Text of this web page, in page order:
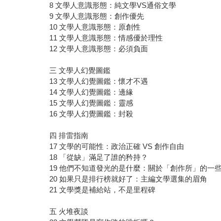
8 文學人意識形態：純文學VS通俗文學
9 文學人意識形態：創作優先
10 文學人意識形態：原創性
11 文學人意識形態：情感優於理性
12 文學人意識形態：必須負面
三 文學人幻覺圖鑑
13 文學人幻覺圖鑑：懷才不遇
14 文學人幻覺圖鑑：邊緣
15 文學人幻覺圖鑑：靈感
16 文學人幻覺圖鑑：封殺
四 排雷指南
17 文學的可能性：政治正確 VS 創作自由
18 「從缺」滿足了誰的矜持？
19 他們不知道發光的是什麼：關於「創作所」的一
20 如果只是排行榜就好了：主編文學選集的眉角
21 文學獎是補給站，不是里程碑
五 火堆夜談